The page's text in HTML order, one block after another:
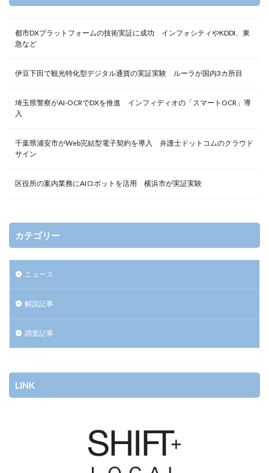
都市DXプラットフォームの技術実証に成功 インフォシティやKDDI、東
急など
伊豆下田で観光特化型デジタル通貨の実証実験 ルーラが国内3カ所目
埼玉県警察がAI-OCRでDXを推進 インフィディオの「スマートOCR」導
入
千葉県浦安市がWeb完結型電子契約を導入 弁護士ドットコムのクラウド
サイン
区役所の案内業務にAIロボットを活用 横浜市が実証実験
カテゴリー
ニュース
解説記事
調査記事
LINK